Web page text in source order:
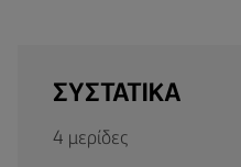
ΕΠΙΚΟΙΝΩΝΙΑ
ΣΥΣΤΑΤΙΚΑ
4 μερίδες